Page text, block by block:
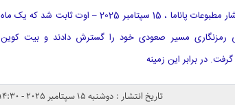
[ad_1] این محتوا توسط یک اسپانسر تهیه شده است. انتشار مطبوعات پاناما ، 15 سپتامبر 2025 – اوت ثابت شد که یک ماه
رمزنگاری مسیر صعودی خود را گسترش دادند و بیت کوین
در برابر این زمینه
تاریخ انتشار : دوشنبه 15 سپتامبر 2025 - 14:30